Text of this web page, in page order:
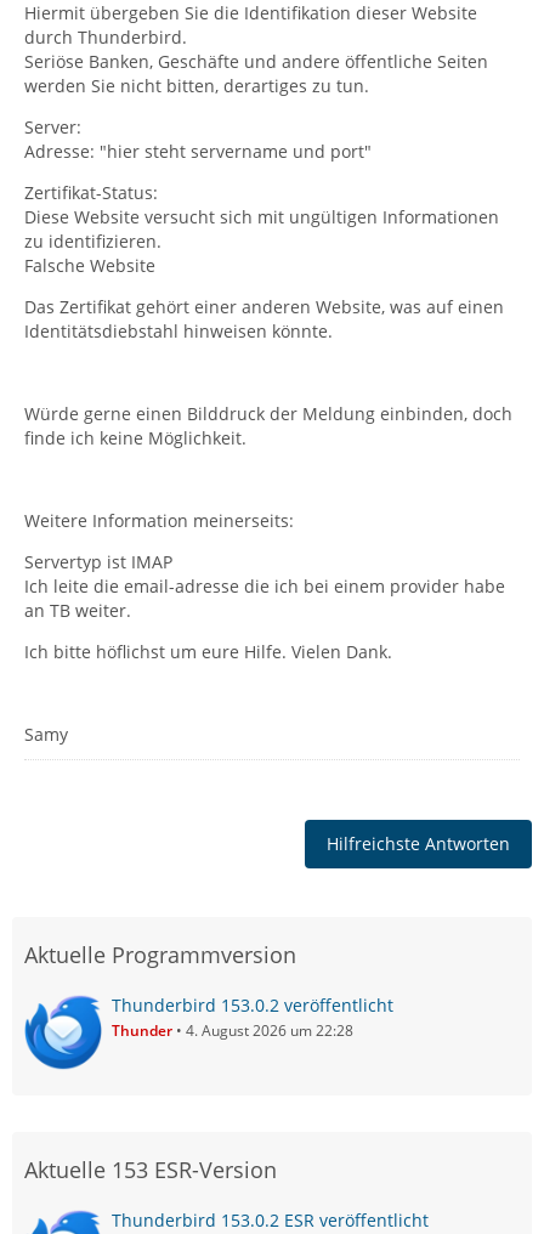
Hiermit übergeben Sie die Identifikation dieser Website
durch Thunderbird.
Seriöse Banken, Geschäfte und andere öffentliche Seiten
werden Sie nicht bitten, derartiges zu tun.
Server:
Adresse: "hier steht servername und port"
Zertifikat-Status:
Diese Website versucht sich mit ungültigen Informationen
zu identifizieren.
Falsche Website
Das Zertifikat gehört einer anderen Website, was auf einen
Identitätsdiebstahl hinweisen könnte.
Würde gerne einen Bilddruck der Meldung einbinden, doch
finde ich keine Möglichkeit.
Weitere Information meinerseits:
Servertyp ist IMAP
Ich leite die email-adresse die ich bei einem provider habe
an TB weiter.
Ich bitte höflichst um eure Hilfe. Vielen Dank.
Samy
Hilfreichste Antworten
Aktuelle Programmversion
Thunderbird 153.0.2 veröffentlicht
Thunder 4. August 2026 um 22:28
Aktuelle 153 ESR-Version
Thunderbird 153.0.2 ESR veröffentlicht